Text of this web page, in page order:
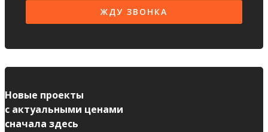
Новые проекты
с актуальными ценами
сначала здесь